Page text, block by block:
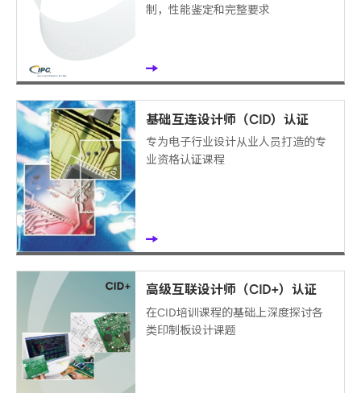
制，性能鉴定和完整要求
基础互连设计师（CID）认证
专为电子行业设计从业人员打造的专
业资格认证课程
高级互联设计师（CID+）认证
在CID培训课程的基础上深度探讨各
类印制板设计课题